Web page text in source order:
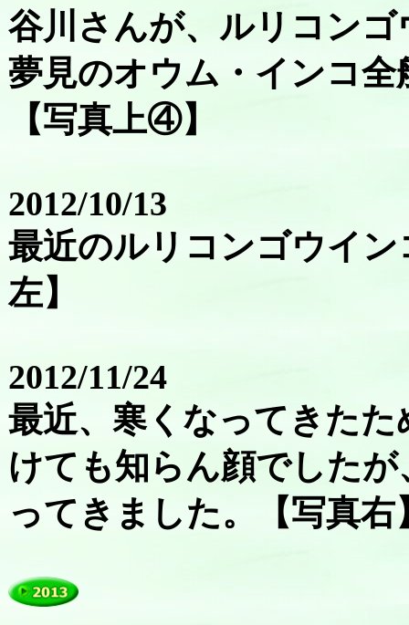
谷川さんが、ルリコン
夢見のオウム・インコ
【写真上④】
2012/10/13
最近のルリコンゴウイ
左】
2012/11/24
最近、寒くなってきた
けても知らん顔でした
ってきました。【写真右